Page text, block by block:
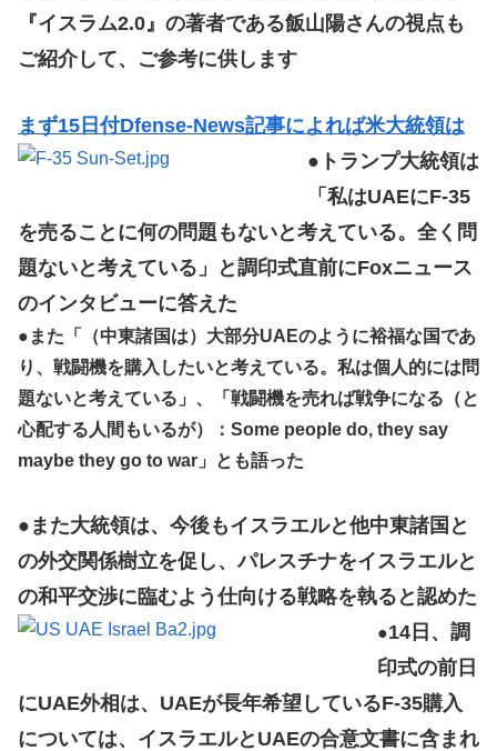
『イスラム2.0』の著者である飯山陽さんの視点も
ご紹介して、ご参考に供します
まず15日付Dfense-News記事によれば米大統領は
●トランプ大統領は
「私はUAEにF-35
を売ることに何の問題もないと考えている。全く問
題ないと考えている」と調印式直前にFoxニュース
のインタビューに答えた
●また「（中東諸国は）大部分UAEのように裕福な国であ
り、戦闘機を購入したいと考えている。私は個人的には問
題ないと考えている」、「戦闘機を売れば戦争になる（と
心配する人間もいるが）：Some people do, they say
maybe they go to war」とも語った
●また大統領は、今後もイスラエルと他中東諸国と
の外交関係樹立を促し、パレスチナをイスラエルと
の和平交渉に臨むよう仕向ける戦略を執ると認めた
●14日、調
印式の前日
にUAE外相は、UAEが長年希望しているF-35購入
については、イスラエルとUAEの合意文書に含まれ